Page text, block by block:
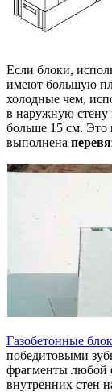
Если блоки,
имеют большую
холодные чем,
в наружную стену
больше 15 см. Это
выполнена
Газобетонные
победитовыми
фрагменты любой
внутренних стен